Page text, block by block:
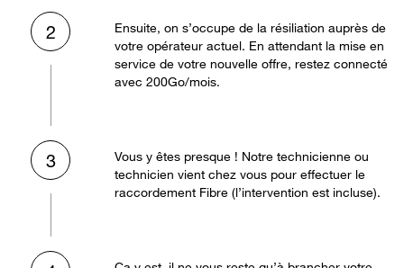
2
Ensuite, on s’occupe de la résiliation auprès de
votre opérateur actuel. En attendant la mise en
service de votre nouvelle offre, restez connecté
avec 200Go/mois.
3
Vous y êtes presque ! Notre technicienne ou
technicien vient chez vous pour effectuer le
raccordement Fibre (l’intervention est incluse).